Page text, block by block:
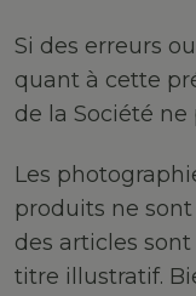
Si des erreurs
quant à cette
de la Société
Les
produits ne
des articles
titre illustratif.